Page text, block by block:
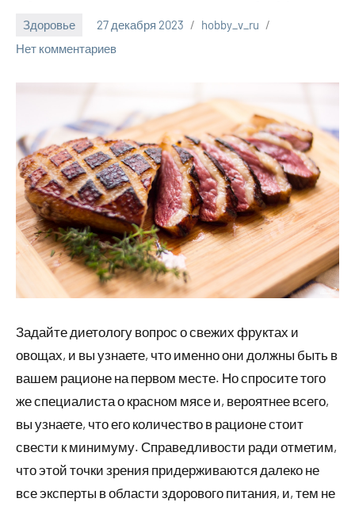
Здоровье 27 декабря 2023
hobby_v_ru
Нет комментариев
Задайте диетологу вопрос о свежих фруктах и
овощах, и вы узнаете, что именно они должны быть в
вашем рационе на первом месте. Но спросите того
же специалиста о красном мясе и, вероятнее всего,
вы узнаете, что его количество в рационе стоит
свести к минимуму. Справедливости ради отметим,
что этой точки зрения придерживаются далеко не
все эксперты в области здорового питания, и, тем не